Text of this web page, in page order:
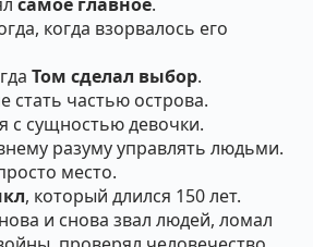
когда взорвалось его
Том сделал выбор.
стать частью острова.
с сущностью девочки.
разуму управлять людьми.
место.
, который длился 150 лет.
и снова звал людей, ломал